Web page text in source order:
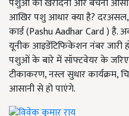
पशुओं को खरीदना और बेचना
आखिर पशु आधार क्या है?
कार्ड (Pashu Aadhar Card )
यूनीक आइडेंटिफिकेशन नंबर जारी
पशुओं के बारे में सॉफ्टवेयर के
टीकाकरण, नस्ल सुधार कार्यक्रम,
आसानी से हो पाएंगे.